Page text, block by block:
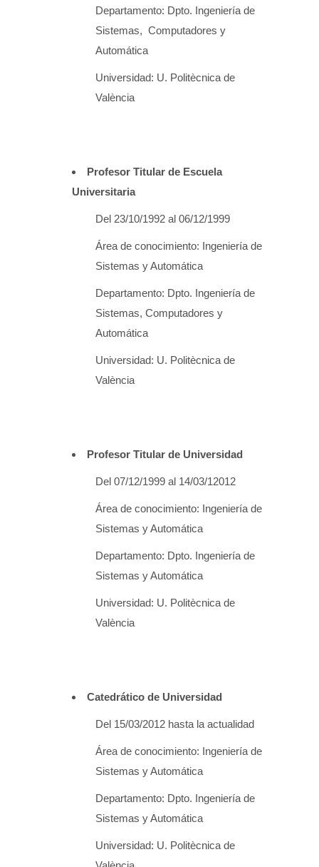
Departamento: Dpto. Ingeniería de
Sistemas, Computadores y
Automática
Universidad: U. Politècnica de
València
Profesor Titular de Escuela
Universitaria
Del 23/10/1992 al 06/12/1999
Área de conocimiento: Ingeniería de
Sistemas y Automática
Departamento: Dpto. Ingeniería de
Sistemas, Computadores y
Automática
Universidad: U. Politècnica de
València
Profesor Titular de Universidad
Del 07/12/1999 al 14/03/12012
Área de conocimiento: Ingeniería de
Sistemas y Automática
Departamento: Dpto. Ingeniería de
Sistemas y Automática
Universidad: U. Politècnica de
València
Catedrático de Universidad
Del 15/03/2012 hasta la actualidad
Área de conocimiento: Ingeniería de
Sistemas y Automática
Departamento: Dpto. Ingeniería de
Sistemas y Automática
Universidad: U. Politècnica de